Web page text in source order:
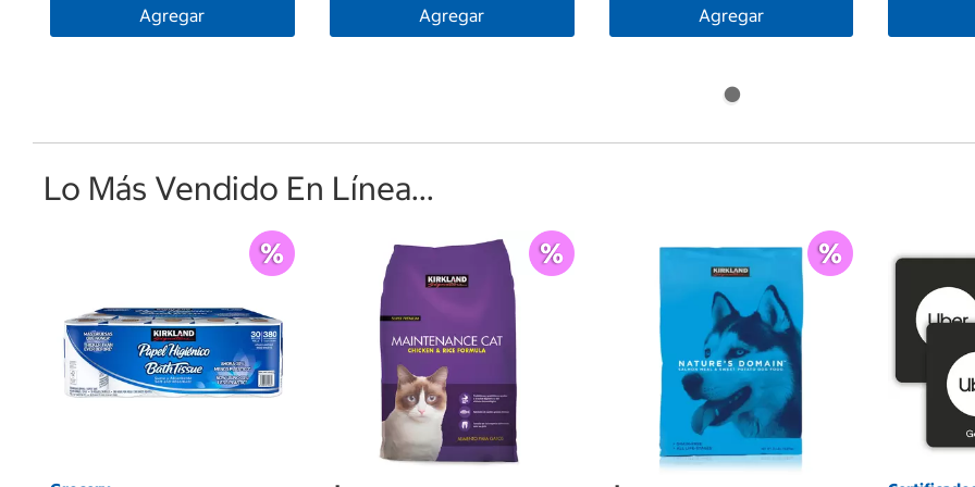
Agregar Agregar Agregar
Lo Más Vendido En Línea...